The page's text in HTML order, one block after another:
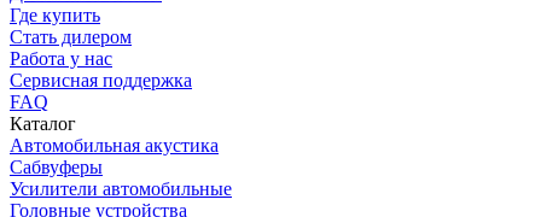
Где купить
Стать дилером
Работа у нас
Сервисная поддержка
FAQ
Каталог
Автомобильная акустика
Сабвуферы
Усилители автомобильные
Головные устройства